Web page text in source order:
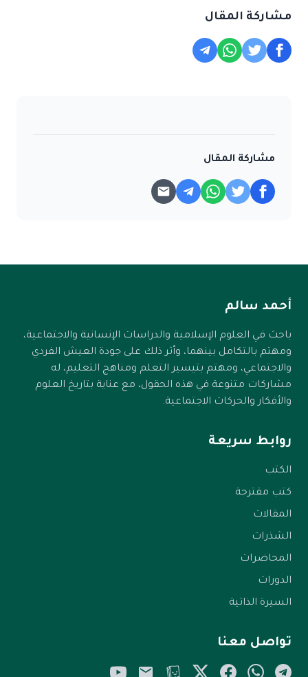
مشاركة المقال
مشاركة المقال
أحمد سالم
باحث في العلوم الإسلامية والدراسات الإنسانية والاجتماعية،
ومهتم بالتكامل بينهما، وأثر ذلك على جودة العيش الفردي
والاجتماعي، ومهتم بتيسير التعلم ومناهج التعليم، له
مشاركات متنوعة في هذه الحقول، مع عناية بتاريخ العلوم
والأفكار والحركات الاجتماعية.
روابط سريعة
الكتب
كتب مقترحة
المقالات
الشذرات
المحاضرات
الدورات
السيرة الذاتية
تواصل معنا
Telegram
WhatsApp
Facebook
Twitter/X
Tellonym
Email
YouTube